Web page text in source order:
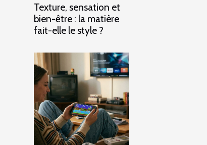
Texture, sensation et
bien-être : la matière
fait-elle le style ?